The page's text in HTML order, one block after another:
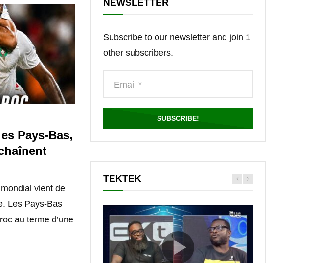
Pays-Bas,
vient de
Les Pays-Bas
au terme d’une
NEWSLETTER
Subscribe to our newsletter and join 1
other subscribers.
TEKTEK